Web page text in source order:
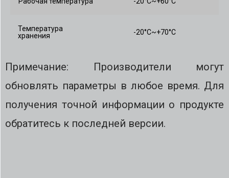
Температура
хранения
-20°C~+70°C
Примечание: Производители могут
обновлять параметры в любое время. Для
получения точной информации о продукте
обратитесь к последней версии.